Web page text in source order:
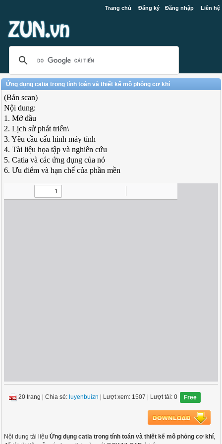
Trang chủ Đăng ký Đăng nhập Liên hệ
Ứng dụng catia trong tính toán và thiết kế mô phỏng cơ khí
(Bản scan)
Nội dung:
1. Mở đầu
2. Lịch sử phát triển\
3. Yêu cầu cấu hình máy tính
4. Tài liệu họa tập và nghiên cứu
5. Catia và các ứng dụng của nó
6. Ưu điểm và hạn chế của phần mền
20 trang |Chia sẻ: luyenbuizn | Lượt xem: 1507 | Lượt tải: 0 Free
Nội dung tài liệuỨng dụng catia trong tính toán và thiết kế mô phỏng cơ khí,